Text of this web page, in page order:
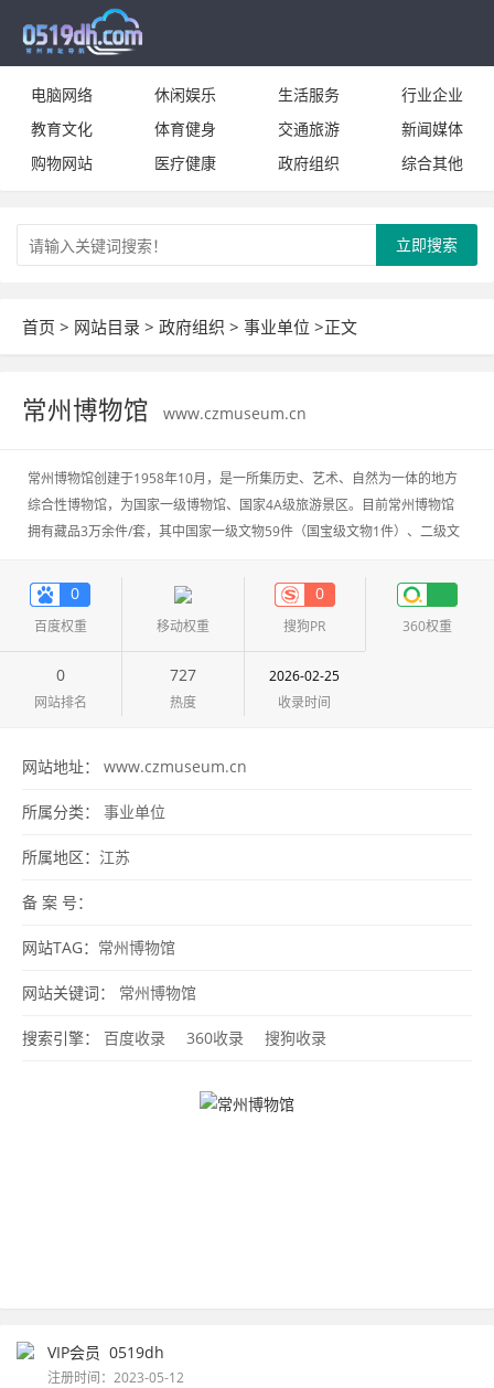
电脑网络 休闲娱乐 生活服务
行业企业
教育文化
体育健身 交通旅游
新闻媒体
购物网站
医疗健康 政府组织 综合其他
立即搜索
首页 > 网站目录 > 政府组织 > 事业单位 >正文
常州博物馆 www.czmuseum.cn
常州博物馆创建于1958年10月，是一所集历史、艺术、自然为一体的地方
综合性博物馆，为国家一级博物馆、国家4A级旅游景区。目前常州博物馆
拥有藏品3万余件/套，其中国家一级文物59件（国宝级文物1件）、二级文
0
百度权重 移动权重
0
搜狗PR 360权重
0
网站排名
727
热度
2026-02-25
收录时间
网站地址： www.czmuseum.cn
所属分类： 事业单位
所属地区： 江苏
备 案 号：
网站TAG： 常州博物馆
网站关键词： 常州博物馆
搜索引擎： 百度收录 360收录 搜狗收录
VIP会员 0519dh
注册时间：2023-05-12